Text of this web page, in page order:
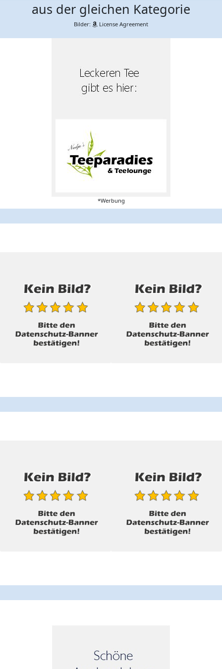
aus der gleichen Kategorie
Bilder: License Agreement
*Werbung